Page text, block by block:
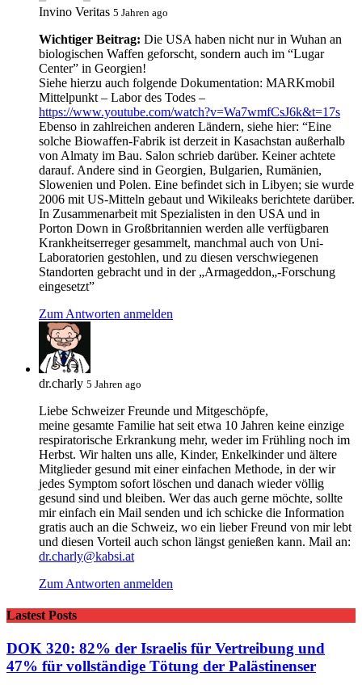
Invino Veritas 5 Jahren ago
Wichtiger Beitrag: Die USA haben nicht nur in Wuhan an
biologischen Waffen geforscht, sondern auch im “Lugar
Center” in Georgien!
Siehe hierzu auch folgende Dokumentation: MARKmobil
Mittelpunkt – Labor des Todes –
https://www.youtube.com/watch?v=Wa7wmfCsJ6k&t=17s
Ebenso in zahlreichen anderen Ländern, siehe hier: “Eine
solche Biowaffen-Fabrik ist derzeit in Kasachstan außerhalb
von Almaty im Bau. Salon schrieb darüber. Keiner achtete
darauf. Andere sind in Georgien, Bulgarien, Rumänien,
Slowenien und Polen. Eine befindet sich in Libyen; sie wurde
2006 mit US-Mitteln gebaut und Wikileaks berichtete darüber.
In Zusammenarbeit mit Spezialisten in den USA und in
Porton Down in Großbritannien werden alle verfügbaren
Krankheitserreger gesammelt, manchmal auch von Uni-
Laboratorien gestohlen, und zu diesen verschwiegenen
Standorten gebracht und in der „Armageddon„-Forschung
eingesetzt”
Zum Antworten anmelden
dr.charly 5 Jahren ago
Liebe Schweizer Freunde und Mitgeschöpfe,
meine gesamte Familie hat seit etwa 10 Jahren keine einzige
respiratorische Erkrankung mehr, weder im Frühling noch im
Herbst. Wir halten uns alle, Kinder, Enkelkinder und ältere
Mitglieder gesund mit einer einfachen Methode, in der wir
jedes Symptom sofort löschen und danach wieder völlig
gesund sind und bleiben. Wer das auch gerne möchte, sollte
mir einfach ein Mail senden und ich schicke die Information
gratis auch an die Schweiz, wo ein lieber Freund von mir lebt
und diesen Vorteil auch schon längst genießen kann. Mail an:
dr.charly@kabsi.at
Zum Antworten anmelden
Lastest Posts
DOK 320: 82% der Israelis für Vertreibung und
47% für vollständige Tötung der Palästinenser